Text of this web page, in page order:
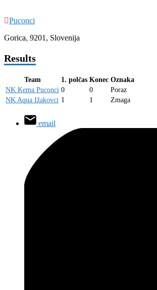
Puconci
Gorica, 9201, Slovenija
Results
Team 1. polčas Konec Oznaka
NK Kema Puconci 0 0
Poraz
NK Aqua Ižakovci 1 1 Zmaga
email